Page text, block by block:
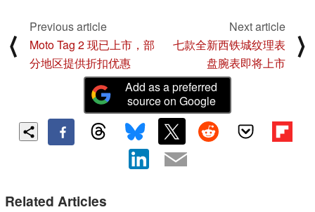
⟨
Previous article
Moto Tag 2 现已上市，部
分地区提供折扣优惠
Next article
七款全新西铁城纹理表
盘腕表即将上市
⟩
Add as a preferred
source on Google
Related Articles